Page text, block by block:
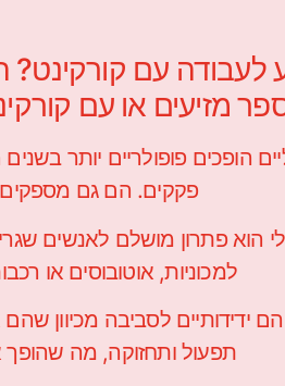
לעבודה עם
ספר מזיעים או עם
הופכים פופולריים יותר
פקקים. הם גם מספקים
הוא פתרון מושלם לאנשים
למכוניות, אוטובוסים או
ידידותיים לסביבה מכיוון
תפעול ותחזוקה, מה